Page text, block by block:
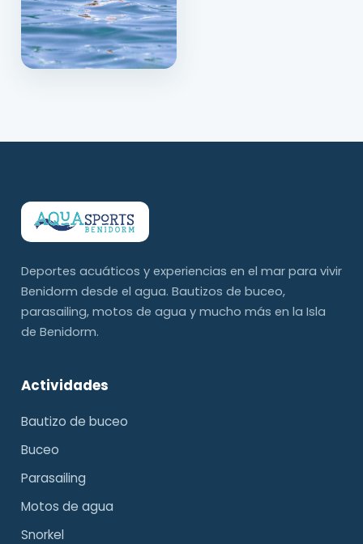
Deportes acuáticos y experiencias en el mar para vivir
Benidorm desde el agua. Bautizos de buceo,
parasailing, motos de agua y mucho más en la Isla
de Benidorm.
Actividades
Bautizo de buceo
Buceo
Parasailing
Motos de agua
Snorkel